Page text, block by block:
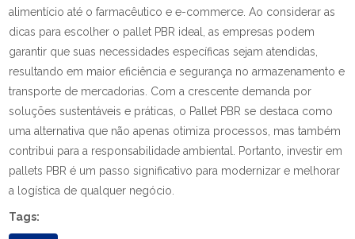
alimentício até o farmacêutico e e-commerce. Ao considerar as
dicas para escolher o pallet PBR ideal, as empresas podem
garantir que suas necessidades específicas sejam atendidas,
resultando em maior eficiência e segurança no armazenamento e
transporte de mercadorias. Com a crescente demanda por
soluções sustentáveis e práticas, o Pallet PBR se destaca como
uma alternativa que não apenas otimiza processos, mas também
contribui para a responsabilidade ambiental. Portanto, investir em
pallets PBR é um passo significativo para modernizar e melhorar
a logística de qualquer negócio.
Tags: